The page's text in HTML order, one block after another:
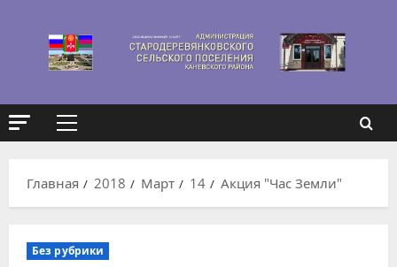
содержимому
Основное
Главная
2018 Март 14 Акция "Час Земли"
Без рубрики